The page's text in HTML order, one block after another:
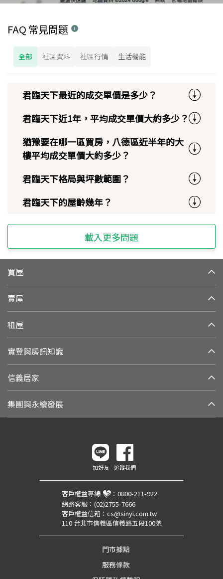
FAQ 常見問題
全部 社區資料 社區行情 生活機能
君臨天下最近的成交單價是多少？
君臨天下近1年，平均成交單價大約多少？
猶豫要在哪一區買房，八德區近半年的大
樓平均成交單價大約多少？
君臨天下格局與坪數範圍？
君臨天下的屋齡幾年？
載入更多問題
買屋
賣屋
租屋
實登與房訊知識
信義居家
集團與永續發展
加好友 追蹤我們
客戶權益專線 ： 0800-211-922
網路客服： (02)2755-7666
客戶權益信箱： cs@sinyi.com.tw
110 台北市信義區信義路五段100號
門市據點
服務條款